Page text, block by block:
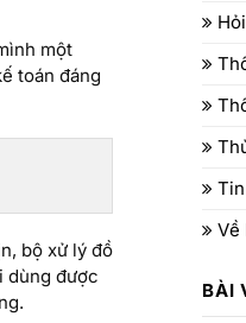
một
toán đáng
bộ xử lý đồ
dùng được
Về
BÀI